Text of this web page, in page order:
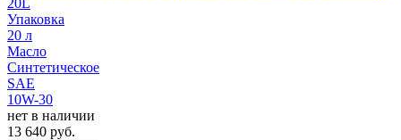
Упаковка
20 л
Масло
Синтетическое
SAE
10W-30
нет в наличии
13 640 руб.